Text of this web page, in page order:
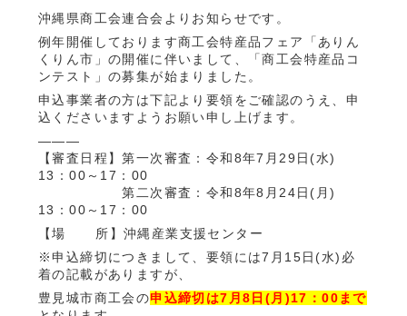
沖縄県商工会連合会よりお知らせです。
例年開催しております商工会特産品フェア「ありん
くりん市」の開催に伴いまして、「商工会特産品コ
ンテスト」の募集が始まりました。
申込事業者の方は下記より要領をご確認のうえ、申
込くださいますようお願い申し上げます。
———
【審査日程】第一次審査：令和8年7月29日(水)
13：00～17：00
第二次審査：令和8年8月24日(月)
13：00～17：00
【場 所】沖縄産業支援センター
※申込締切につきまして、要領には7月15日(水)必
着の記載がありますが、
豊見城市商工会の申込締切は7月8日(月)17：00まで